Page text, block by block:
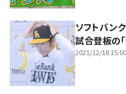
ソフトバン
試合登板の
2021/12/18 15:00